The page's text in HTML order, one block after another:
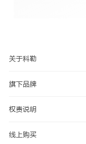
关于科勒
旗下品牌
权责说明
线上购买